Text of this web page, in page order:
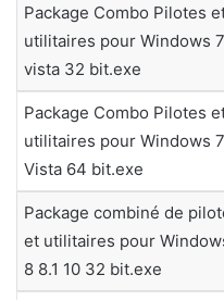
Package Combo Pilotes
utilitaires pour Windows 7
vista 32 bit.exe
Package Combo Pilotes
utilitaires pour Windows 7
Vista 64 bit.exe
Package combiné de
et utilitaires pour
8 8.1 10 32 bit.exe